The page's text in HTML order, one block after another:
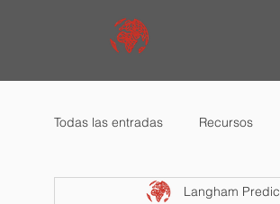
Todas las entradas Recursos
Langham